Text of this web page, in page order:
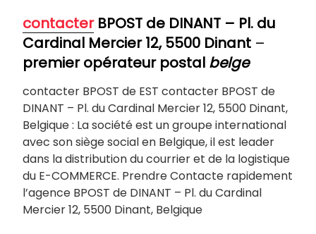
contacterBPOST de DINANT – Pl. du
Cardinal Mercier 12, 5500 Dinant –
premier opérateur postal belge
contacter BPOST de EST contacter BPOST de
DINANT – Pl. du Cardinal Mercier 12, 5500 Dinant,
Belgique : La société est un groupe international
avec son siège social en Belgique, il est leader
dans la distribution du courrier et de la logistique
du E-COMMERCE. Prendre Contacte rapidement
l’agence BPOST de DINANT – Pl. du Cardinal
Mercier 12, 5500 Dinant, Belgique